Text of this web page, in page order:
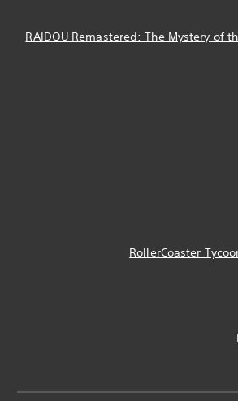
RAIDOU Remastered: The Mystery of
RollerCoaster